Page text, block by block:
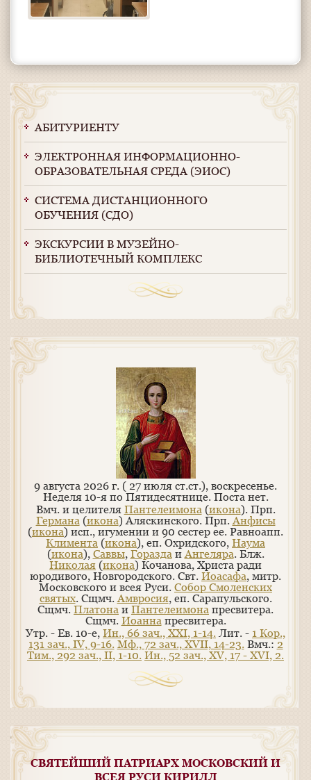
АБИТУРИЕНТУ
ЭЛЕКТРОННАЯ ИНФОРМАЦИОННО-
ОБРАЗОВАТЕЛЬНАЯ СРЕДА (ЭИОС)
СИСТЕМА ДИСТАНЦИОННОГО
ОБУЧЕНИЯ (СДО)
ЭКСКУРСИИ В МУЗЕЙНО-
БИБЛИОТЕЧНЫЙ КОМПЛЕКС
9 августа 2026 г. ( 27 июля ст.ст.), воскресенье.
Неделя 10-я по Пятидесятнице. Поста нет.
Вмч. и целителя Пантелеимона(икона). Прп.
Германа(икона) Аляскинского. Прп.Анфисы
(икона) исп., игумении и 90 сестер ее. Равноапп.
Климента (икона), еп. Охридского, Наума
(икона), Саввы, ГораздаиАнгеляра. Блж.
Николая (икона) Кочанова, Христа ради
юродивого, Новгородского. Свт. Иоасафа, митр.
Московского и всея Руси. Собор Смоленских
святых. Сщмч.Амвросия, еп. Сарапульского.
Сщмч. Платона и Пантелеимона пресвитера.
Сщмч. Иоаннапресвитера.
Утр. - Ев. 10-е, Ин., 66 зач., XXI, 1-14. Лит. - 1 Кор.,
131 зач., IV, 9-16. Мф., 72 зач., XVII, 14-23. Вмч.: 2
Тим., 292 зач., II, 1-10. Ин., 52 зач., XV, 17 - XVI, 2.
СВЯТЕЙШИЙ ПАТРИАРХ МОСКОВСКИЙ И
ВСЕЯ РУСИ КИРИЛЛ